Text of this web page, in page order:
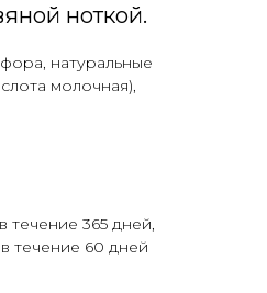
ноткой.
натуральные
молочная),
течение 365 дней,
течение 60 дней